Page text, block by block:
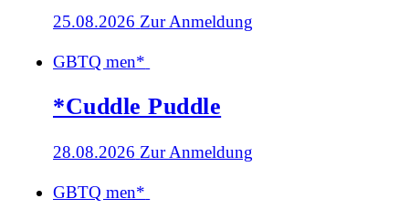
25.08.2026 Zur Anmeldung
GBTQ men*
*Cuddle Puddle
28.08.2026 Zur Anmeldung
GBTQ men*